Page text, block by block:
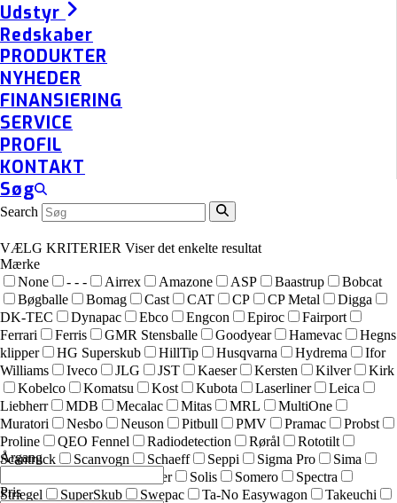
Udstyr
Redskaber
PRODUKTER
NYHEDER
FINANSIERING
SERVICE
PROFIL
KONTAKT
Søg
Search
VÆLG KRITERIER Viser det enkelte resultat
Mærke
None
- - - Airrex Amazone ASP Baastrup
Bobcat
Bøgballe
Bomag Cast CAT CP CP Metal
Digga
DK-TEC
Dynapac Ebco Engcon Epiroc
Fairport
Ferrari
Ferris GMR Stensballe Goodyear Hamevac
Hegns
klipper
HG Superskub HillTip Husqvarna Hydrema
Ifor
Williams
Iveco JLG JST Kaeser Kersten Kilver
Kirk
Kobelco
Komatsu Kost Kubota Laserliner
Leica
Liebherr
MDB Mecalac Mitas MRL
MultiOne
Muratori
Nesbo Neuson Pitbull PMV Pramac
Probst
Proline
QEO Fennel Radiodetection Rørål
Rototilt
Scantruck
Scanvogn Schaeff Seppi Sigma Pro
Sima
sneskraber Solis Somero
Spectra
Striegel
SuperSkub Swepac Ta-No Easywagon
Takeuchi
Årgang
Pris